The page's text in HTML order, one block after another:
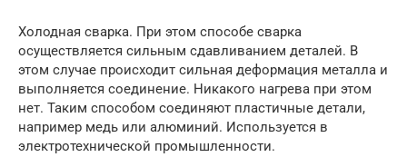
Холодная сварка. При этом способе сварка
осуществляется сильным сдавливанием деталей. В
этом случае происходит сильная деформация металла и
выполняется соединение. Никакого нагрева при этом
нет. Таким способом соединяют пластичные детали,
например медь или алюминий. Используется в
электротехнической промышленности.